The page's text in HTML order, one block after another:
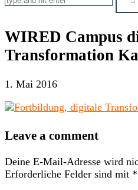
WIRED Campus
Transformation
1. Mai 2016
Leave a comment
Deine E-Mail-Adresse wird
Erforderliche Felder sind mit *